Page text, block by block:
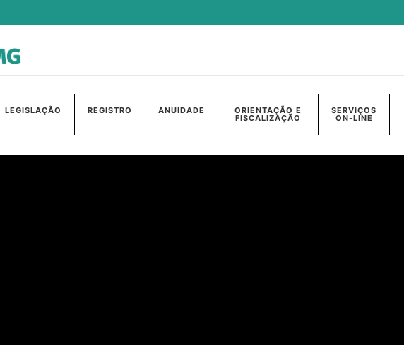
LEGISLAÇÃO REGISTRO ANUIDADE ORIENTAÇÃO E
FISCALIZAÇÃO
SERVIÇOS
ON-LINE